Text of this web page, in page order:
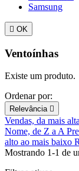
Samsung
 OK
Ventoínhas
Existe um produto.
Ordenar por:
Relevância 
Vendas, da mais
Nome, de Z a A
alto ao mais baixo
Mostrando 1-1 de